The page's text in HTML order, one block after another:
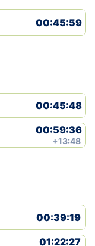
00:45:59
00:45:48
00:59:36
+13:48
00:39:19
01:22:27